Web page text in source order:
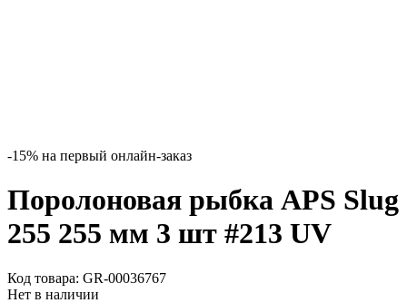
-15% на первый онлайн-заказ
Поролоновая рыбка APS Slug
255 255 мм 3 шт #213 UV
Код товара: GR-00036767
Нет в наличии